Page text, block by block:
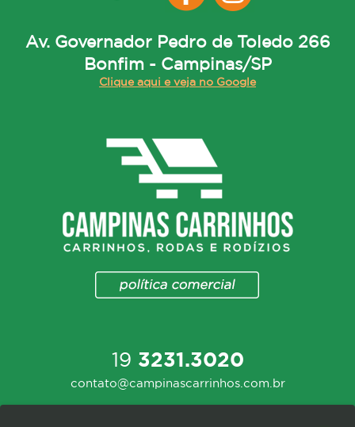
Av. Governador Pedro de Toledo 266
Bonfim - Campinas/SP
Clique aqui e veja no Google
19 3231.3020
contato@campinascarrinhos.com.br